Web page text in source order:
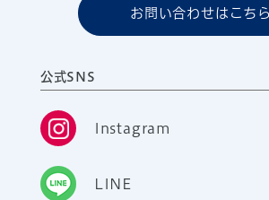
お問い合わせはこちら
公式SNS
Instagram
LINE